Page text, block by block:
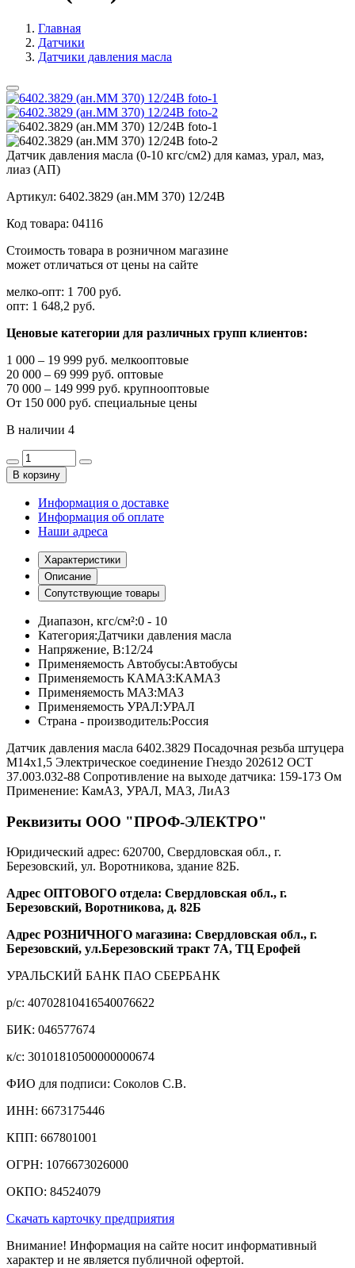
Главная
Датчики
Датчики давления масла
Датчик давления масла (0-10 кгс/см2) для камаз, урал, маз,
лиаз (АП)
Артикул: 6402.3829 (ан.ММ 370) 12/24В
Код товара: 04116
Стоимость товара в розничном магазине
может отличаться от цены на сайте
мелко-опт: 1 700 руб.
опт: 1 648,2 руб.
Ценовые категории для различных групп клиентов:
1 000 – 19 999 руб. мелкооптовые
20 000 – 69 999 руб. оптовые
70 000 – 149 999 руб. крупнооптовые
От 150 000 руб. специальные цены
В наличии 4
В корзину
Информация о доставке
Информация об оплате
Наши адреса
Характеристики
Описание
Сопутствующие товары
Диапазон, кгс/см²:0 - 10
Категория:Датчики давления масла
Напряжение, В:12/24
Применяемость Автобусы:Автобусы
Применяемость КАМАЗ:КАМАЗ
Применяемость МАЗ:МАЗ
Применяемость УРАЛ:УРАЛ
Страна - производитель:Россия
Датчик давления масла 6402.3829 Посадочная резьба штуцера
М14х1,5 Электрическое соединение Гнездо 202612 ОСТ
37.003.032-88 Сопротивление на выходе датчика: 159-173 Ом
Применение: КамАЗ, УРАЛ, МАЗ, ЛиАЗ
Реквизиты ООО "ПРОФ-ЭЛЕКТРО"
Юридический адрес: 620700, Свердловская обл., г.
Березовский, ул. Воротникова, здание 82Б.
Адрес ОПТОВОГО отдела: Свердловская обл., г.
Березовский, Воротникова, д. 82Б
Адрес РОЗНИЧНОГО магазина: Свердловская обл., г.
Березовский, ул.Березовский тракт 7А, ТЦ Ерофей
УРАЛЬСКИЙ БАНК ПАО СБЕРБАНК
р/c: 40702810416540076622
БИК: 046577674
к/c: 30101810500000000674
ФИО для подписи: Соколов С.В.
ИНН: 6673175446
КПП: 667801001
ОГРН: 1076673026000
ОКПО: 84524079
Скачать карточку предприятия
Внимание! Информация на сайте носит информативный
характер и не является публичной офертой.